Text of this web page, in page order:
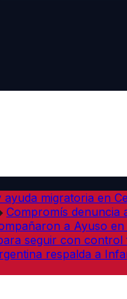
migratoria en
Compromís denuncia
a Ayuso
seguir con
respalda a